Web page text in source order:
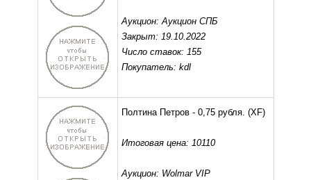
Аукцион: Аукцион СПБ
Закрыт: 19.10.2022
Число ставок: 155
Покупатель: kdl
Полтина Петров - 0,75 рубля. (XF)
Итоговая цена: 10110
Аукцион: Wolmar VIP